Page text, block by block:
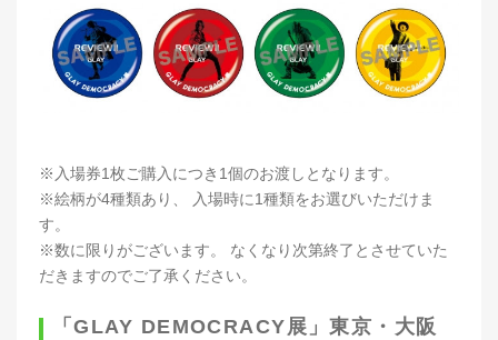
※入場券1枚ご購入につき1個のお渡しとなります。
※絵柄が4種類あり、 入場時に1種類をお選びいただけま
す。
※数に限りがございます。 なくなり次第終了とさせていた
だきますのでご了承ください。
「GLAY DEMOCRACY展」東京・大阪